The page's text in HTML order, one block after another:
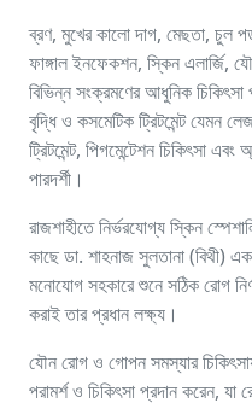
ব্রণ, মুখের কালো দাগ, মেছতা, চুল
ফাঙ্গাল ইনফেকশন, স্কিন
বিভিন্ন সংক্রমণের আধুনিক
বৃদ্ধি ও কসমেটিক ট্রিটমেন্ট যেমন
ট্রিটমেন্ট, পিগমেন্টেশন চিকিৎসা এবং
পারদর্শী।
রাজশাহীতে নির্ভরযোগ্য স্কিন
কাছে ডা. শাহনাজ সুলতানা (বিথী)
মনোযোগ সহকারে শুনে সঠিক রোগ
করাই তার প্রধান লক্ষ্য।
যৌন রোগ ও গোপন সমস্যার
পরামর্শ ও চিকিৎসা প্রদান করেন, যা